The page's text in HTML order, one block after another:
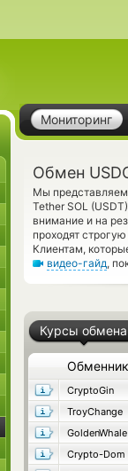
Мониторинг
Обмен
Мы представляем
Tether SOL
внимание и на
проходят
Клиентам,
видео-гайд,
Курсы обмена
Обменник
CryptoGin
TroyChange
GoldenWhale
Crypto-Dom